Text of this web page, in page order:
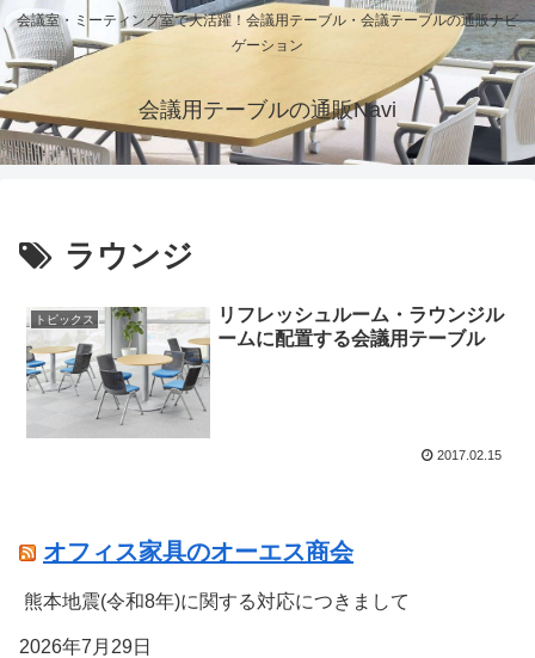
会議室・ミーティング室で大活躍！会議用テーブル・会議テーブルの通販ナビ
ゲーション
会議用テーブルの通販Navi
ラウンジ
トピックス
リフレッシュルーム・ラウンジル
ームに配置する会議用テーブル
2017.02.15
オフィス家具のオーエス商会
熊本地震(令和8年)に関する対応につきまして
2026年7月29日